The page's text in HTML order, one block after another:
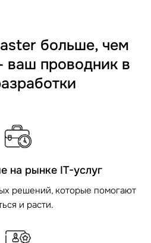
больше, чем
ваш проводник в
рынке IT-услуг
решений, которые помогают
и расти.